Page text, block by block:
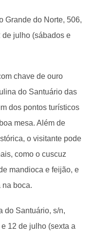
Grande do Norte, 506,
de julho (sábados e
chave de ouro
do Santuário das
dos pontos turísticos
mesa. Além de
o visitante pode
como o cuscuz
mandioca e feijão, e
na boca.
do Santuário, s/n,
12 de julho (sexta a